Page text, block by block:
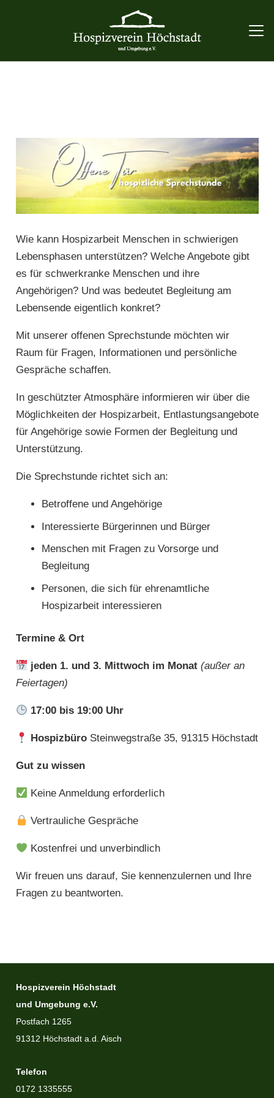
Wie kann Hospizarbeit Menschen in schwierigen
Lebensphasen unterstützen? Welche Angebote gibt
es für schwerkranke Menschen und ihre
Angehörigen? Und was bedeutet Begleitung am
Lebensende eigentlich konkret?
Mit unserer offenen Sprechstunde möchten wir
Raum für Fragen, Informationen und persönliche
Gespräche schaffen.
In geschützter Atmosphäre informieren wir über die
Möglichkeiten der Hospizarbeit, Entlastungsangebote
für Angehörige sowie Formen der Begleitung und
Unterstützung.
Die Sprechstunde richtet sich an:
Betroffene und Angehörige
Interessierte Bürgerinnen und Bürger
Menschen mit Fragen zu Vorsorge und
Begleitung
Personen, die sich für ehrenamtliche
Hospizarbeit interessieren
Termine & Ort
jeden 1. und 3. Mittwoch im Monat (außer an
Feiertagen)
17:00 bis 19:00 Uhr
HospizbüroSteinwegstraße 35, 91315 Höchstadt
Gut zu wissen
Keine Anmeldung erforderlich
Vertrauliche Gespräche
Kostenfrei und unverbindlich
Wir freuen uns darauf, Sie kennenzulernen und Ihre
Fragen zu beantworten.
Hospizverein Höchstadt
und Umgebung e.V.
Postfach 1265
91312 Höchstadt a.d. Aisch
Telefon
0172 1335555